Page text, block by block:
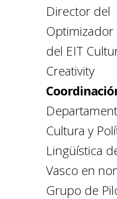
Director del
Optimizador
del EIT
Creativity
Cultura y
Lingüística
Vasco en
Grupo de